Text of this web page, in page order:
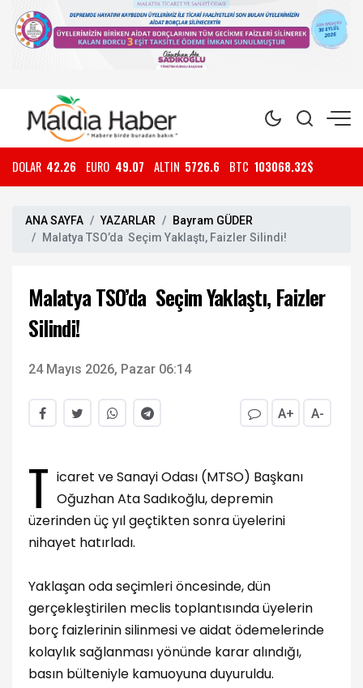
DOLAR 42.26 EURO 49.07 ALTIN 5726.6 BTC 103068.32$
ANA SAYFA YAZARLAR
Bayram GÜDER
Malatya TSO’da Seçim Yaklaştı, Faizler Silindi!
Malatya TSO’da Seçim Yaklaştı, Faizler
Silindi!
24 Mayıs 2026, Pazar 06:14
A+ A-
T icaret ve Sanayi Odası (MTSO) Başkanı
Oğuzhan Ata Sadıkoğlu, depremin
üzerinden üç yıl geçtikten sonra üyelerini
nihayet hatırladı.
Yaklaşan oda seçimleri öncesinde, dün
gerçekleştirilen meclis toplantısında üyelerin
borç faizlerinin silinmesi ve aidat ödemelerinde
kolaylık sağlanması yönünde karar alındığı,
basın bülteniyle kamuoyuna duyuruldu.